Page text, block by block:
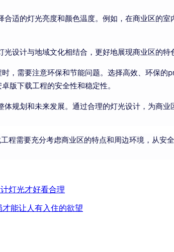
适的灯光亮度和颜色温度。例如，在商业区的室
设计与地域文化相结合，更好地展现商业区的特
需要注意环保和节能问题。选择高效、环保
版下载工程的安全性和稳定性。
规划和未来发展。通过合理的灯光设计，为
程需要充分考虑商业区的特点和周边环境，从安全
计灯光才好看合理
能让人有入住的欲望